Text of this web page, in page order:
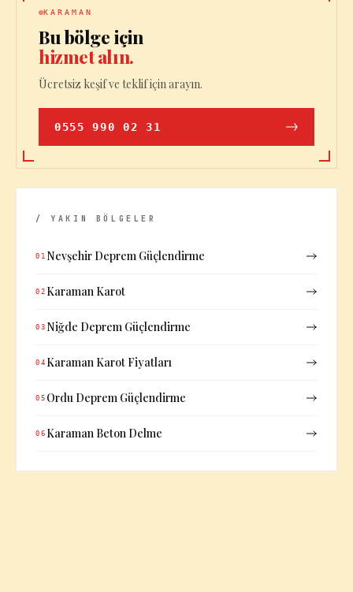
KARAMAN
Bu bölge için
hizmet alın.
Ücretsiz keşif ve teklif için arayın.
0555 990 02 31
/ YAKIN BÖLGELER
01 Nevşehir Deprem Güçlendirme
02 Karaman Karot
03 Niğde Deprem Güçlendirme
04 Karaman Karot Fiyatları
05 Ordu Deprem Güçlendirme
06 Karaman Beton Delme